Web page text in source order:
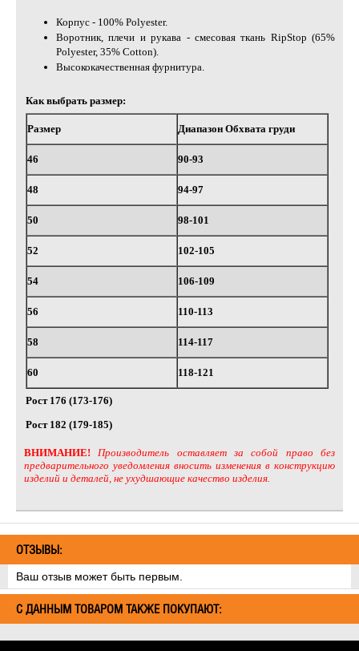
Корпус - 100% Polyester.
Воротник, плечи и рукава - смесовая ткань RipStop (65%
Polyester, 35% Cotton).
Высококачественная фурнитура.
Как выбрать размер:
Размер Диапазон Обхвата груди
46 90-93
48 94-97
50 98-101
52 102-105
54 106-109
56 110-113
58 114-117
60 118-121
Рост 176 (173-176)
Рост 182 (179-185)
ВНИМАНИЕ!
Производитель оставляет за собой право без
предварительного уведомления вносить изменения в конструкцию
изделий и деталей, не ухудшающие качество изделия.
ОТЗЫВЫ:
Ваш отзыв может быть первым.
С ДАННЫМ ТОВАРОМ ТАКЖЕ ПОКУПАЮТ: